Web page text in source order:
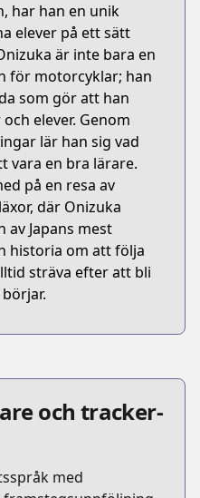
har han en unik
elever på ett sätt
är inte bara en
för motorcyklar; han
som gör att han
elever. Genom
lär han sig vad
vara en bra lärare.
på en resa av
där Onizuka
Japans mest
historia om att följa
sträva efter att bli
och tracker-
med